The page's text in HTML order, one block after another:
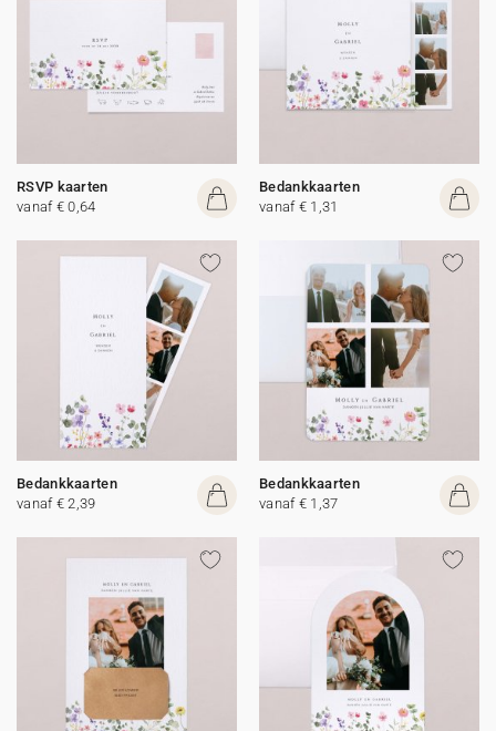
RSVP kaarten
vanaf € 0,64
Bedankkaarten
vanaf € 1,31
Bedankkaarten
vanaf € 2,39
Bedankkaarten
vanaf € 1,37